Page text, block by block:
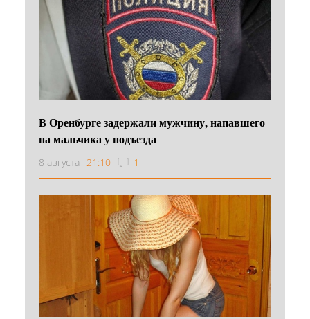
В Оренбурге задержали мужчину, напавшего
на мальчика у подъезда
8 августа 21:10 1